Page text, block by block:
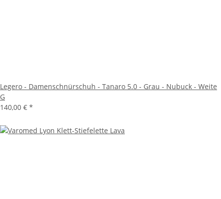
Legero - Damenschnürschuh - Tanaro 5.0 - Grau - Nubuck - Weite
G
140,00 € *